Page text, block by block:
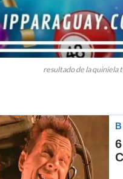
resultado de la quiniela